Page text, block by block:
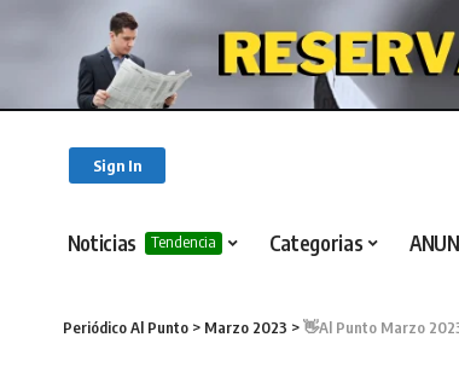
Sign In
Noticias Tendencia Categorias
Periódico Al Punto > Marzo 2023 >👋Al Punto Marzo